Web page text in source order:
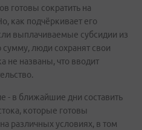
готовы сократить на
как подчёркивает его
выплачиваемые субсидии из
люди сохранят свои
не названы, что вводит
- в ближайшие дни составить
которые готовы
различных условиях, в том